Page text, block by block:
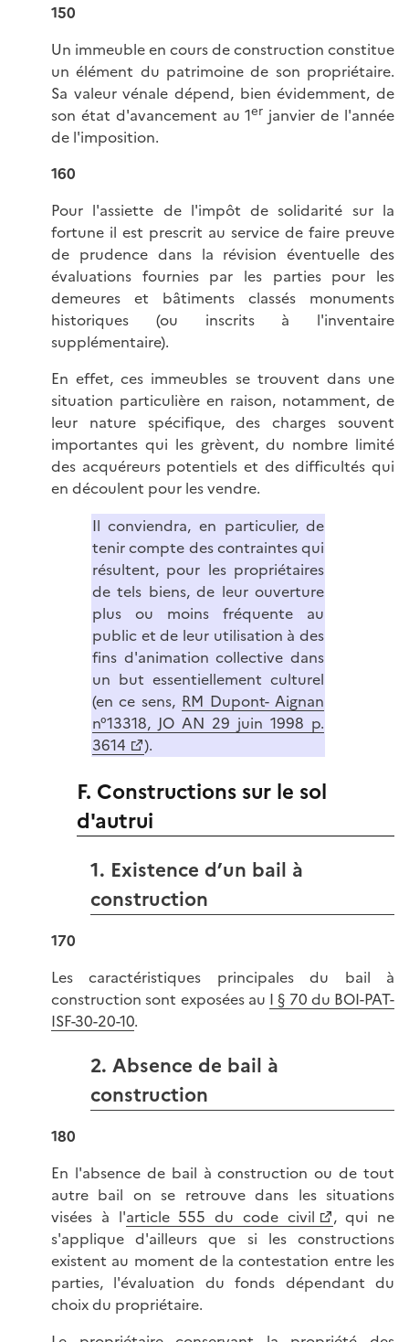
150
Un immeuble en cours de construction constitue
un élément du patrimoine de son propriétaire.
Sa valeur vénale dépend, bien évidemment, de
son état d'avancement au 1er janvier de l'année
de l'imposition.
160
Pour l'assiette de l'impôt de solidarité sur la
fortune il est prescrit au service de faire preuve
de prudence dans la révision éventuelle des
évaluations fournies par les parties pour les
demeures et bâtiments classés monuments
historiques (ou inscrits à l'inventaire
supplémentaire).
En effet, ces immeubles se trouvent dans une
situation particulière en raison, notamment, de
leur nature spécifique, des charges souvent
importantes qui les grèvent, du nombre limité
des acquéreurs potentiels et des difficultés qui
en découlent pour les vendre.
Il conviendra, en particulier, de
tenir compte des contraintes qui
résultent, pour les propriétaires
de tels biens, de leur ouverture
plus ou moins fréquente au
public et de leur utilisation à des
fins d'animation collective dans
un but essentiellement culturel
(en ce sens, RM Dupont- Aignan
n°13318, JO AN 29 juin 1998 p.
3614
).
F. Constructions sur le sol
d'autrui
1. Existence d’un bail à
construction
170
Les caractéristiques principales du bail à
construction sont exposées au I § 70 du BOI-PAT-
ISF-30-20-10.
2. Absence de bail à
construction
180
En l'absence de bail à construction ou de tout
autre bail on se retrouve dans les situations
visées à l'article 555 du code civil
, qui ne
s'applique d'ailleurs que si les constructions
existent au moment de la contestation entre les
parties, l'évaluation du fonds dépendant du
choix du propriétaire.